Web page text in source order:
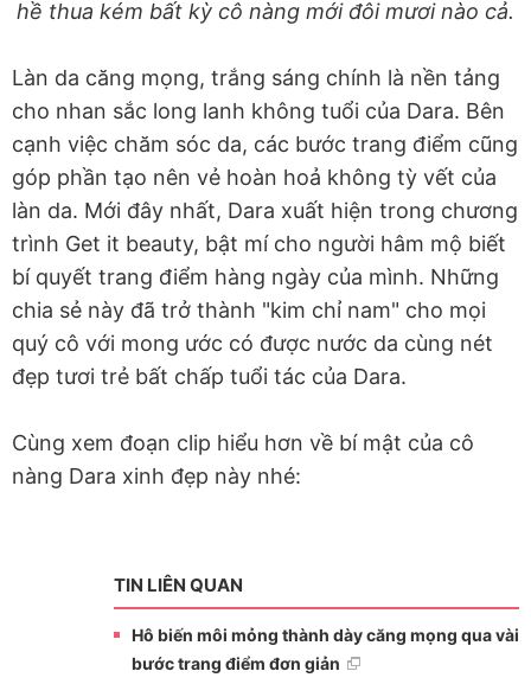
hề thua kém bất kỳ cô nàng mới đôi mươi nào cả.
Làn da căng mọng, trắng sáng chính là nền tảng
cho nhan sắc long lanh không tuổi của Dara. Bên
cạnh việc chăm sóc da, các bước trang điểm cũng
góp phần tạo nên vẻ hoàn hoả không tỳ vết của
làn da. Mới đây nhất, Dara xuất hiện trong chương
trình Get it beauty, bật mí cho người hâm mộ biết
bí quyết trang điểm hàng ngày của mình. Những
chia sẻ này đã trở thành "kim chỉ nam" cho mọi
quý cô với mong ước có được nước da cùng nét
đẹp tươi trẻ bất chấp tuổi tác của Dara.
Cùng xem đoạn clip hiểu hơn về bí mật của cô
nàng Dara xinh đẹp này nhé:
TIN LIÊN QUAN
Hô biến môi mỏng thành dày căng mọng qua vài
bước trang điểm đơn giản